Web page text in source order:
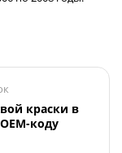
краски в
коду